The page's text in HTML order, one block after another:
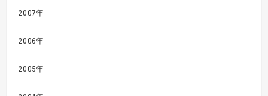
2007年
2006年
2005年